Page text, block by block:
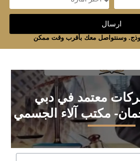
ارسال
وسنتواصل معك بأقرب وقت ممكن
معتمد في دبي
مكتب آلاء الجسمي